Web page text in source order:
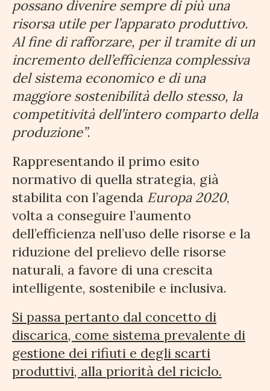
possano divenire sempre di più una
risorsa utile per l’apparato produttivo.
Al fine di rafforzare, per il tramite di un
incremento dell’efficienza complessiva
del sistema economico e di una
maggiore sostenibilità dello stesso, la
competitività dell’intero comparto della
produzione”.
Rappresentando il primo esito
normativo di quella strategia, già
stabilita con l’agenda Europa 2020,
volta a conseguire l’aumento
dell’efficienza nell’uso delle risorse e la
riduzione del prelievo delle risorse
naturali, a favore di una crescita
intelligente, sostenibile e inclusiva.
Si passa pertanto dal concetto di
discarica, come sistema prevalente di
gestione dei rifiuti e degli scarti
produttivi, alla priorità del riciclo.